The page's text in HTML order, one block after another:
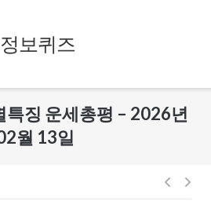
보퀴즈
특징 운세총평 – 2026년
월 13일
글